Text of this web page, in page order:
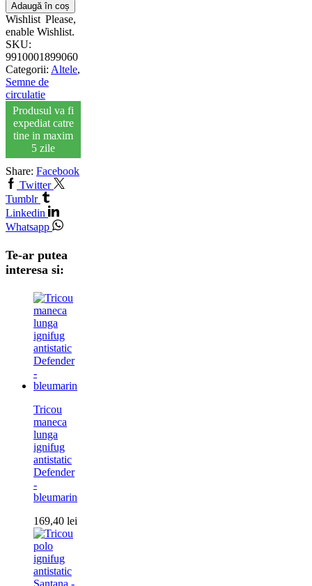
Adaugă în coș
Wishlist Please,
enable Wishlist.
SKU:
9910001899060
Categorii: Altele,
Semne de
circulatie
Produsul va fi
expediat catre
tine in maxim
5 zile
Share: Facebook
Twitter
Tumblr
Linkedin
Whatsapp
Te-ar putea
interesa si:
Tricou
maneca
lunga
ignifug
antistatic
Defender
-
bleumarin
169,40 lei